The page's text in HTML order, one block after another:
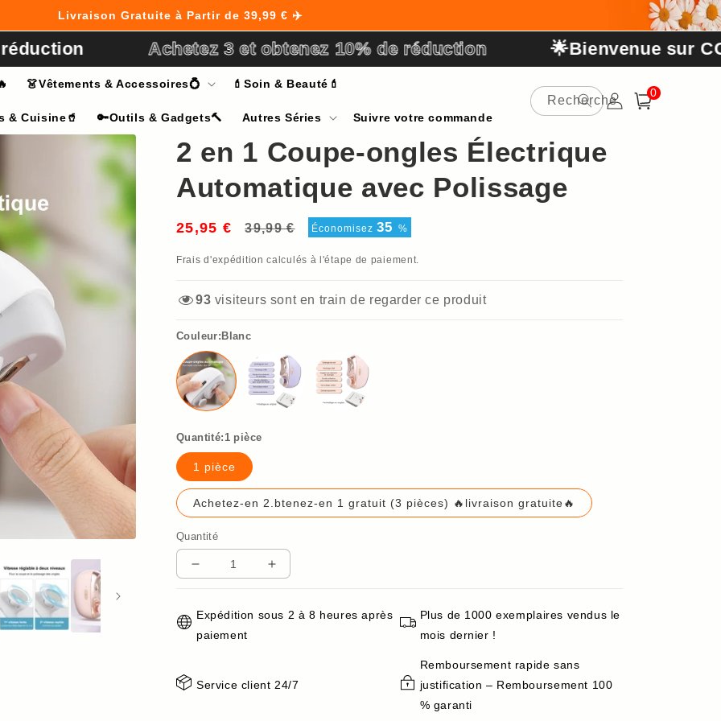
Livraison Gratuite à Partir de 39,99 € ✈️
Achetez 3 et obtenez 10% de réduction 🌟Bienvenue sur
👗Vêtements & Accessoires💍 💄Soin & Beauté💄
& Cuisine🥤 🔑Outils & Gadgets🔨 Autres Séries Suivre votre commande
Recherche
ConnexionPanier
0
0 article
2 en 1 Coupe-ongles Électrique
Automatique avec Polissage
25,95 €
Prix
39,99 €
Prix
Économisez 35 %
Frais d'expédition calculés à l'étape de paiement.
93 visiteurs sont en train de regarder ce produit
Couleur:Blanc
Quantité:1 pièce
1 pièce
Achetez-en 2.btenez-en 1 gratuit (3 pièces) 🔥livraison gratuite🔥
Quantité
Réduire
de
2
Coupe-
Augmenter
de
Coupe-
Expédition sous 2 à 8 heures après
paiement
Plus de 1000 exemplaires vendus le
mois dernier !
Service client 24/7
Remboursement rapide sans
justification – Remboursement 100
% garanti